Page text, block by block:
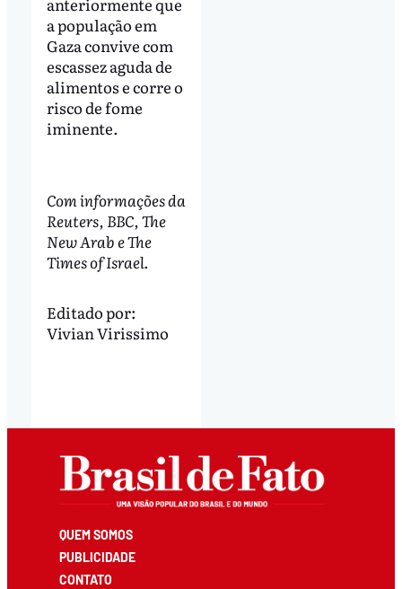
a população em
Gaza convive com
escassez aguda de
alimentos e corre o
risco de fome
iminente.
Com informações da
Reuters, BBC, The
New Arab e The
Times of Israel.
Editado por:
Vivian Virissimo
QUEM SOMOS
PUBLICIDADE
CONTATO